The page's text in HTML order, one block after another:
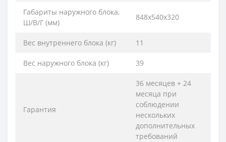
Габариты наружного блока,
Ш/В/Г (мм)
848х540х320
Вес внутреннего блока (кг) 11
Вес наружного блока (кг) 39
Гарантия
36 месяцев + 24
месяца при
соблюдении
нескольких
дополнительных
требований